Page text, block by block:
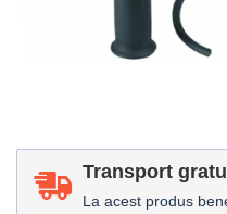
Transport
La acest produs